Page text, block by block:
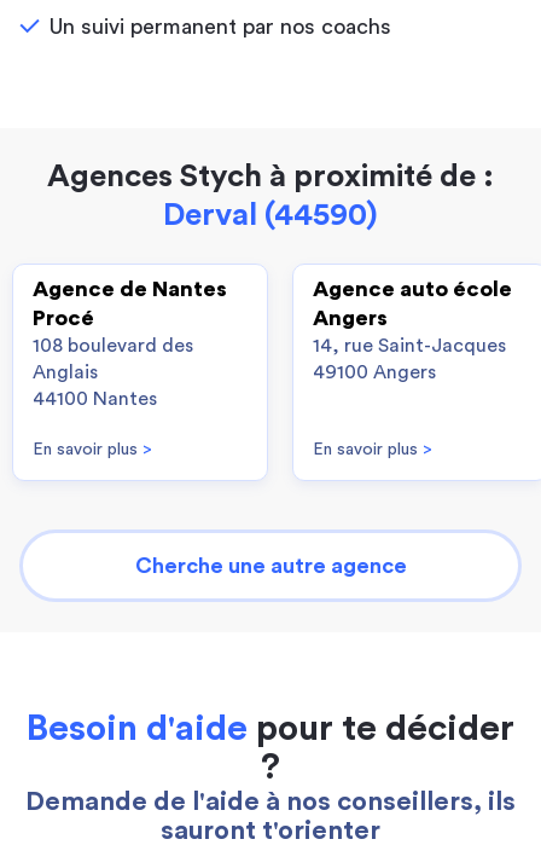
Un suivi permanent par nos coachs
Agences Stych à proximité de :
Derval (44590)
Agence de Nantes
Procé
108 boulevard des
Anglais
44100 Nantes
En savoir plus >
Agence auto école
Angers
14, rue Saint-Jacques
49100 Angers
En savoir plus >
Cherche une autre agence
Besoin d'aide pour te décider
?
Demande de l'aide à nos conseillers, ils
sauront t'orienter